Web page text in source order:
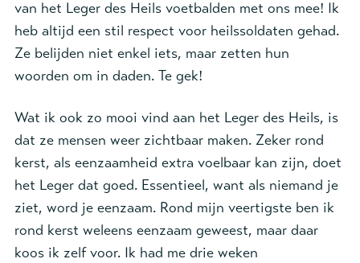
van het Leger des Heils voetbalden met ons mee! Ik
heb altijd een stil respect voor heilssoldaten gehad.
Ze belijden niet enkel iets, maar zetten hun
woorden om in daden. Te gek!
Wat ik ook zo mooi vind aan het Leger des Heils, is
dat ze mensen weer zichtbaar maken. Zeker rond
kerst, als eenzaamheid extra voelbaar kan zijn, doet
het Leger dat goed. Essentieel, want als niemand je
ziet, word je eenzaam. Rond mijn veertigste ben ik
rond kerst weleens eenzaam geweest, maar daar
koos ik zelf voor. Ik had me drie weken